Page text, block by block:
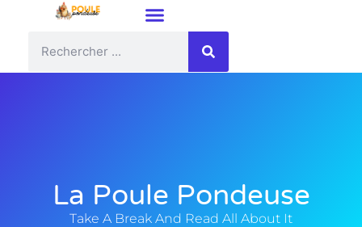
La Poule Pondeuse
Take A Break And Read All About It